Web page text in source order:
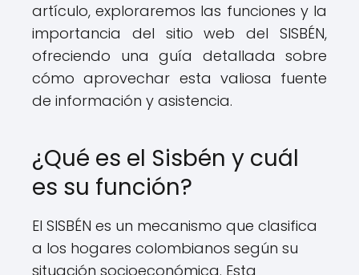
artículo, exploraremos las funciones y la
importancia del sitio web del SISBÉN,
ofreciendo una guía detallada sobre
cómo aprovechar esta valiosa fuente
de información y asistencia.
¿Qué es el Sisbén y cuál
es su función?
El SISBÉN es un mecanismo que clasifica
a los hogares colombianos según su
situación socioeconómica. Esta